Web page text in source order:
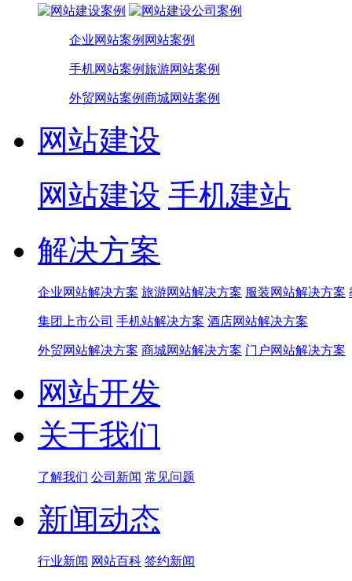
企业网站案例 网站案例
手机网站案例旅游网站案例
外贸网站案例商城网站案例
网站建设
网站建设 手机建站
解决方案
企业网站解决方案 旅游网站解决方案 服装网站解决方案
集团上市公司 手机站解决方案 酒店网站解决方案
外贸网站解决方案 商城网站解决方案 门户网站解决方案
网站开发
关于我们
了解我们 公司新闻 常见问题
新闻动态
行业新闻 网站百科 签约新闻